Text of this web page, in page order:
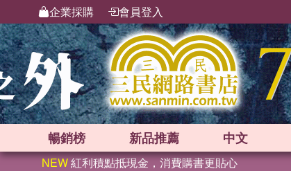
企業採購 會員登入
暢銷榜 新品推薦 中文
NEW紅利積點抵現金，消費購書更貼心